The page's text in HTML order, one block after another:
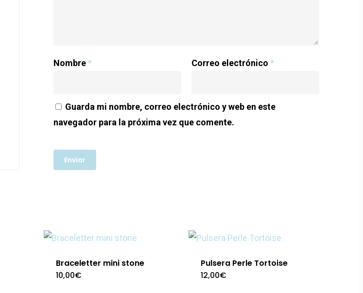
Nombre* Correo electrónico*
Guarda mi nombre, correo electrónico y web en este
navegador para la próxima vez que comente.
Braceletter mini stone
10,00€
Pulsera Perle Tortoise
12,00€